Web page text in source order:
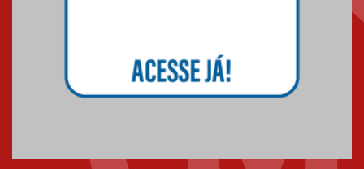
Brasília conquistam medalhas
em importantes competições
de Matemática
04.10.2024